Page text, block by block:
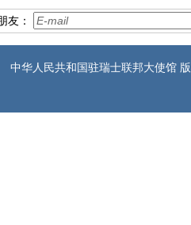
友：
中华人民共和国驻瑞士联邦大使馆